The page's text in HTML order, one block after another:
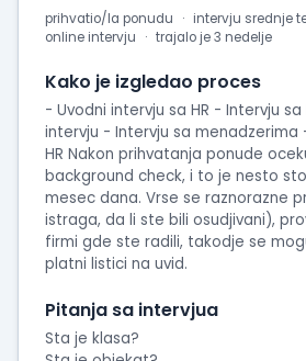
prihvatio/la ponudu
intervju srednje
online intervju
trajalo je 3 nedelje
Kako je izgledao proces
- Uvodni intervju sa HR - Intervju sa
intervju - Intervju sa menadzerima
HR Nakon prihvatanja ponude
background check, i to je nesto
mesec dana. Vrse se raznorazne
istraga, da li ste bili osudjivani),
firmi gde ste radili, takodje se
platni listici na uvid.
Pitanja sa intervjua
Sta je klasa?